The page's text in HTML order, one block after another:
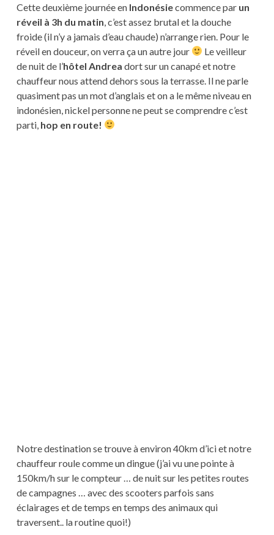
Cette deuxième journée en Indonésiecommence par un
réveil à 3h du matin , c’est assez brutal et la douche
froide (il n’y a jamais d’eau chaude) n’arrange rien. Pour le
réveil en douceur, on verra ça un autre jour
Le veilleur
de nuit de l’hôtel Andrea dort sur un canapé et notre
chauffeur nous attend dehors sous la terrasse. Il ne parle
quasiment pas un mot d’anglais et on a le même niveau en
indonésien, nickel personne ne peut se comprendre c’est
parti, hop en route!
Notre destination se trouve à environ 40km d’ici et notre
chauffeur roule comme un dingue (j’ai vu une pointe à
150km/h sur le compteur … de nuit sur les petites routes
de campagnes … avec des scooters parfois sans
éclairages et de temps en temps des animaux qui
traversent.. la routine quoi!)